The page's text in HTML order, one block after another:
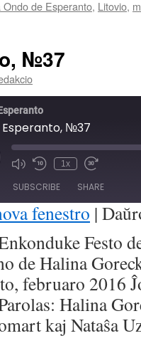
Ondo de Esperanto, Litovio,
№37
Esperanto, №37
Mute/Unmute
Rewind
Seconds
1x
Fast
30
seconds
SUBSCRIBE SHARE
fenestro |
Festo
de Halina
februaro 2016
Halina
kaj Nataŝa